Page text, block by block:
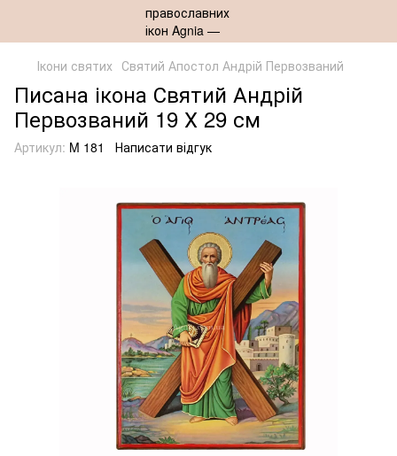
Ікони святих Святий Апостол Андрій Первозваний
Писана ікона Святий Андрій
Первозваний 19 Х 29 см
Артикул: M 181 Написати відгук